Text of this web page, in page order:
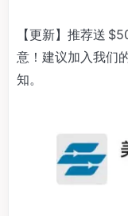
【更新】推荐送
意！建议加入我们
知。